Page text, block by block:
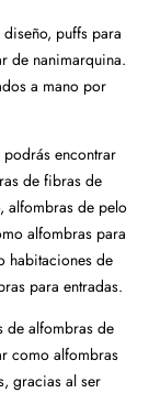
puffs para
de nanimarquina.
a mano por
encontrar
de fibras de
alfombras de pelo
alfombras para
habitaciones de
para entradas.
de alfombras de
como alfombras
gracias al ser